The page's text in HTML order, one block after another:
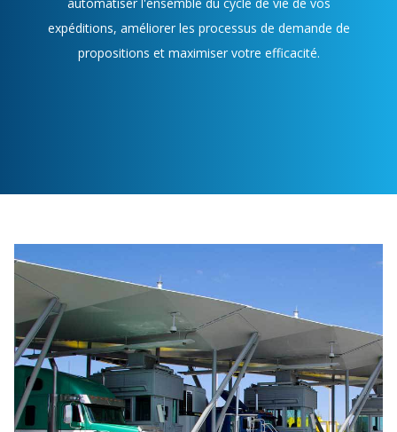
expéditions, améliorer les processus de demande de
propositions et maximiser votre efficacité.